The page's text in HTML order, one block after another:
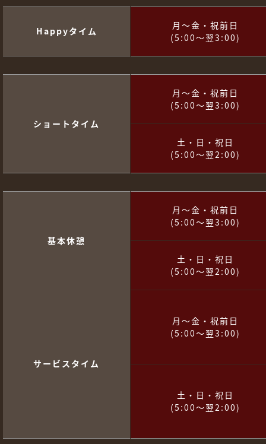
Happyタイム
月～金・祝前日
(5:00～翌3:00)
ショートタイム
月～金・祝前日
(5:00～翌3:00)
土・日・祝日
(5:00～翌2:00)
基本休憩
月～金・祝前日
(5:00～翌3:00)
土・日・祝日
(5:00～翌2:00)
サービスタイム
月～金・祝前日
(5:00～翌3:00)
土・日・祝日
(5:00～翌2:00)